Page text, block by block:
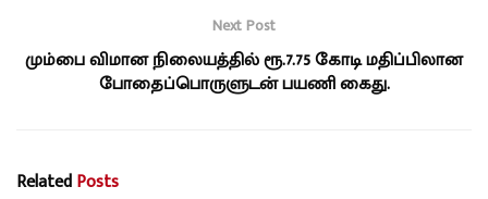
Next Post
மும்பை விமான நிலையத்தில் ரூ.7.75 கோடி மதிப்பிலான
போதைப்பொருளுடன் பயணி கைது.
RelatedPosts